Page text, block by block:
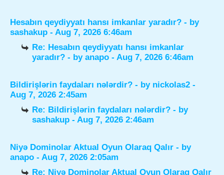
Hesabın qeydiyyatı hansı imkanlar yaradır? - by
sashakup - Aug 7, 2026 6:46am
Re: Hesabın qeydiyyatı hansı imkanlar
yaradır? - byanapo - Aug 7, 2026 6:46am
Bildirişlərin faydaları nələrdir? - by nickolas2 -
Aug 7, 2026 2:45am
Re: Bildirişlərin faydaları nələrdir? - by
sashakup - Aug 7, 2026 2:46am
Niyə Dominolar Aktual Oyun Olaraq Qalır - by
anapo - Aug 7, 2026 2:05am
Re: Niyə Dominolar Aktual Oyun Olaraq Qalır